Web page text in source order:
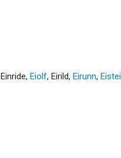
Einride, Eiolf, Eirild, Eirunn,